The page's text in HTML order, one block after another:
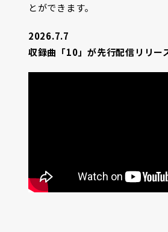
とができます。
2026.7.7
収録曲「10」が先行配信リリー